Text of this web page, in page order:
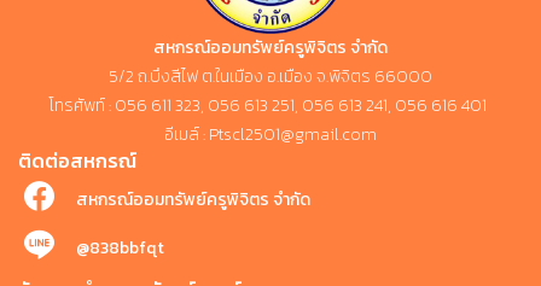
สหกรณ์ออมทรัพย์ครูพิจิตร จำกัด
5/2 ถ.บึงสีไฟ ต.ในเมือง อ.เมือง จ.พิจิตร 66000
โทรศัพท์ : 056 611 323, 056 613 251, 056 613 241, 056 616 401
อีเมล์ : Ptscl2501@gmail.com
ติดต่อสหกรณ์
สหกรณ์ออมทรัพย์ครูพิจิตร จำกัด
@838bbfqt